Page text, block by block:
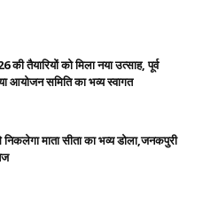
तैयारियों को मिला नया उत्साह, पूर्व
आयोजन समिति का भव्य स्वागत
माता सीता का भव्य डोला,जनकपुरी